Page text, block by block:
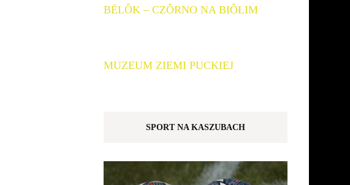
BËLÔK – CZÔRNO NA BIÔŁIM
MUZEUM ZIEMI PUCKIEJ
SPORT NA KASZUBACH